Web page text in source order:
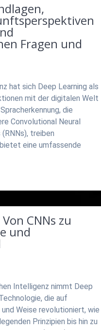
Fragen und
hat sich Deep Learning als
mit der digitalen Welt
die
Convolutional Neural
treiben
eine umfassende
CNNs zu
und
Intelligenz nimmt Deep
die auf
Weise revolutioniert, wie
Prinzipien bis hin zu